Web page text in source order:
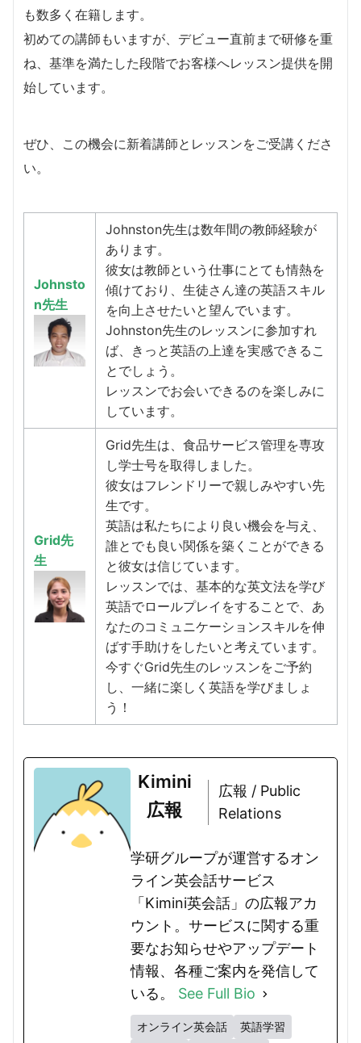
も数多く在籍します。
​初めての講師もいますが、デビュー直前まで研修を重
ね、基準を満たした段階でお客様へレッスン提供を開
始しています。
​ぜひ、この機会に新着講師とレッスンをご受講くださ
い。
Johnsto
n先生
Johnston先生は数年間の教師経験が
あります。
彼女は教師という仕事にとても情熱を
傾けており、生徒さん達の英語スキル
を向上させたいと望んでいます。
Johnston先生のレッスンに参加すれ
ば、きっと英語の上達を実感できるこ
とでしょう。
レッスンでお会いできるのを楽しみに
しています。
Grid先
生
Grid先生は、食品サービス管理を専攻
し学士号を取得しました。
彼女はフレンドリーで親しみやすい先
生です。
英語は私たちにより良い機会を与え、
誰とでも良い関係を築くことができる
と彼女は信じています。
レッスンでは、基本的な英文法を学び
英語でロールプレイをすることで、あ
なたのコミュニケーションスキルを伸
ばす手助けをしたいと考えています。
今すぐGrid先生のレッスンをご予約
し、一緒に楽しく英語を学びましょ
う！
Kimini
広報
広報 / Public
Relations
学研グループが運営するオン
ライン英会話サービス
「Kimini英会話」の広報アカ
ウント。サービスに関する重
要なお知らせやアップデート
情報、各種ご案内を発信して
いる。 See Full Bio
オンライン英会話
英語学習